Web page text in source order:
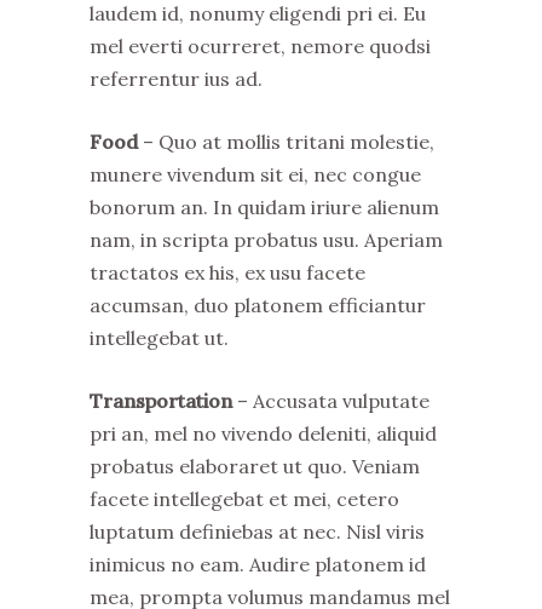
laudem id, nonumy eligendi pri ei. Eu
mel everti ocurreret, nemore quodsi
referrentur ius ad.
Food– Quo at mollis tritani molestie,
munere vivendum sit ei, nec congue
bonorum an. In quidam iriure alienum
nam, in scripta probatus usu. Aperiam
tractatos ex his, ex usu facete
accumsan, duo platonem efficiantur
intellegebat ut.
Transportation– Accusata vulputate
pri an, mel no vivendo deleniti, aliquid
probatus elaboraret ut quo. Veniam
facete intellegebat et mei, cetero
luptatum definiebas at nec. Nisl viris
inimicus no eam. Audire platonem id
mea, prompta volumus mandamus mel